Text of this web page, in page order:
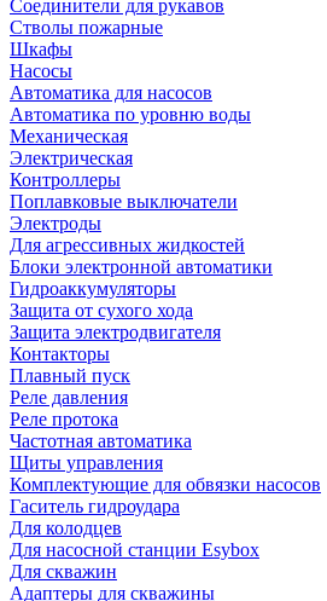
Соединители для рукавов
Стволы пожарные
Шкафы
Насосы
Автоматика для насосов
Автоматика по уровню воды
Механическая
Электрическая
Контроллеры
Поплавковые выключатели
Электроды
Для агрессивных жидкостей
Блоки электронной автоматики
Гидроаккумуляторы
Защита от сухого хода
Защита электродвигателя
Контакторы
Плавный пуск
Реле давления
Реле протока
Частотная автоматика
Щиты управления
Комплектующие для обвязки насосов
Гаситель гидроудара
Для колодцев
Для насосной станции Esybox
Для скважин
Адаптеры для скважины